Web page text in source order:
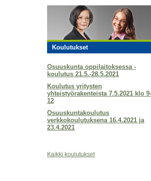
Koulutukset
Osuuskunta oppilaitoksessa -
koulutus 21.5.-28.5.2021
Koulutus yritysten
yhteistyörakenteista 7.5.2021 klo 9-
12
Osuuskuntakoulutus
verkkokoulutuksena 16.4.2021 ja
23.4.2021
Kaikki koulutukset